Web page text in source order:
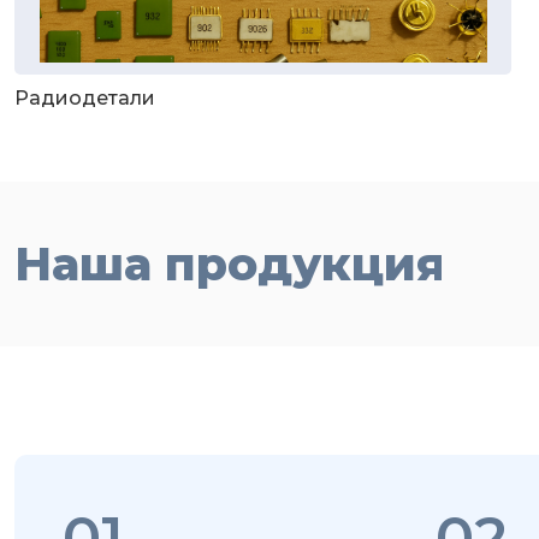
Радиодетали
Наша продукция